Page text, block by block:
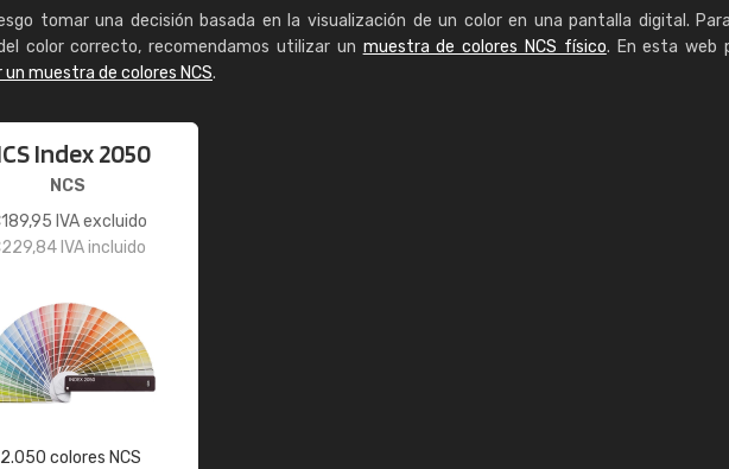
tomar una decisión basada en la visualización de un color en una pantalla digital.
color correcto, recomendamos utilizar un muestra de colores NCS físico. En esta web
muestra de colores NCS.
Index 2050
NCS
189,95 IVA excluido
229,84 IVA incluido
2.050 colores NCS